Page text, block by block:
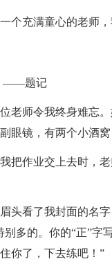
个充满童心的老师，
——题记
老师令我终身难忘
眼镜，有两个小酒
把作业交上去时，
头看了我封面的名
多的。你的“正”字
你了，下去练吧！”